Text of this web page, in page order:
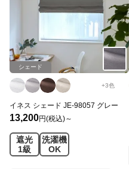
シェード
+3色
イネス シェード JE-98057 グレー
13,200円(税込)～
遮光
1級
洗濯機
OK